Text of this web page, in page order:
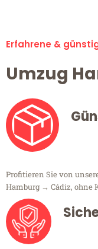
Erfahrene &
Umzug
Profitieren Sie von
Hamburg → Cádiz, ohne